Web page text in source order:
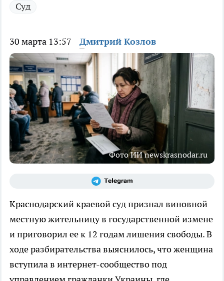
Суд
30 марта 13:57 Дмитрий Козлов
Фото ИИ newskrasnodar.ru
Краснодарский краевой суд признал виновной
местную жительницу в государственной измене
и приговорил ее к 12 годам лишения свободы. В
ходе разбирательства выяснилось, что женщина
вступила в интернет-сообщество под